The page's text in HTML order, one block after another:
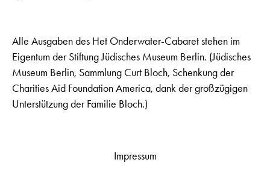
Alle Ausgaben des Het Onderwater-Cabaret stehen im
Eigentum der Stiftung Jüdisches Museum Berlin. (Jüdisches
Museum Berlin, Sammlung Curt Bloch, Schenkung der
Charities Aid Foundation America, dank der großzügigen
Unterstützung der Familie Bloch.)
Impressum